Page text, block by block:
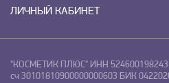
ЛИЧНЫЙ КАБИНЕТ
"КОСМЕТИК ПЛЮС" ИНН 524600198243
сч 30101810900000000603 БИК